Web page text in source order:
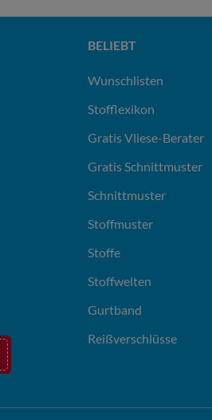
BELIEBT
Wunschlisten
Stofflexikon
Gratis Vliese-Berater
Gratis Schnittmuster
Schnittmuster
Stoffmuster
Stoffe
Stoffwelten
Gurtband
Reißverschlüsse